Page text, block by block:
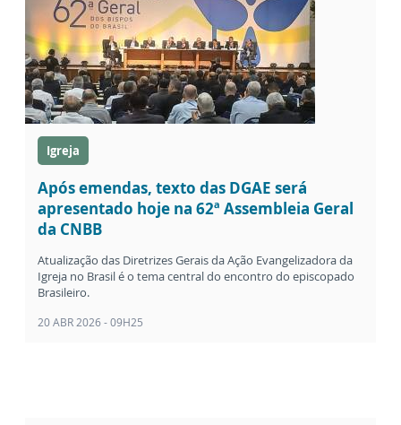
Igreja
Após emendas, texto das DGAE será
apresentado hoje na 62ª Assembleia Geral
da CNBB
Atualização das Diretrizes Gerais da Ação Evangelizadora da
Igreja no Brasil é o tema central do encontro do episcopado
Brasileiro.
20 ABR 2026 - 09H25